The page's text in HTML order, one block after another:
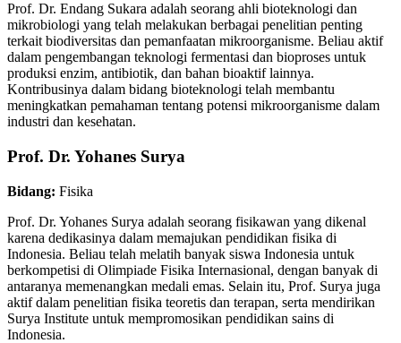
Prof. Dr. Endang Sukara adalah seorang ahli bioteknologi dan
mikrobiologi yang telah melakukan berbagai penelitian penting
terkait biodiversitas dan pemanfaatan mikroorganisme. Beliau aktif
dalam pengembangan teknologi fermentasi dan bioproses untuk
produksi enzim, antibiotik, dan bahan bioaktif lainnya.
Kontribusinya dalam bidang bioteknologi telah membantu
meningkatkan pemahaman tentang potensi mikroorganisme dalam
industri dan kesehatan.
Prof. Dr. Yohanes Surya
Bidang: Fisika
Prof. Dr. Yohanes Surya adalah seorang fisikawan yang dikenal
karena dedikasinya dalam memajukan pendidikan fisika di
Indonesia. Beliau telah melatih banyak siswa Indonesia untuk
berkompetisi di Olimpiade Fisika Internasional, dengan banyak di
antaranya memenangkan medali emas. Selain itu, Prof. Surya juga
aktif dalam penelitian fisika teoretis dan terapan, serta mendirikan
Surya Institute untuk mempromosikan pendidikan sains di
Indonesia.